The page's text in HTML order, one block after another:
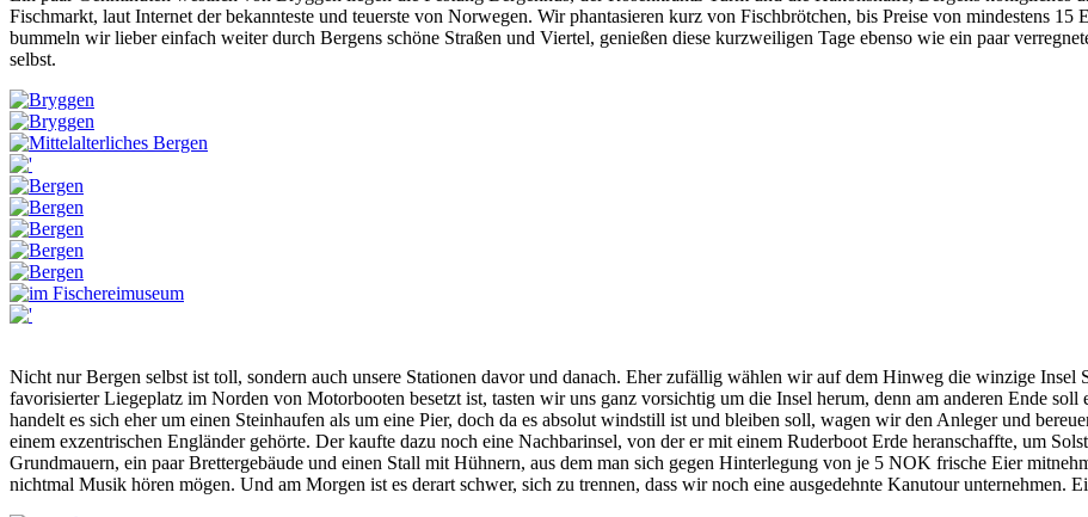
Fischmarkt, laut Internet der bekannteste und teuerste von Norwegen. Wir phantasieren kurz von Fischbrötchen, bis Preise von mindestens
bummeln wir lieber einfach weiter durch Bergens schöne Straßen und Viertel, genießen diese kurzweiligen Tage ebenso wie ein paar
selbst.
Nicht nur Bergen selbst ist toll, sondern auch unsere Stationen davor und danach. Eher zufällig wählen wir auf dem Hinweg die winzige Insel
favorisierter Liegeplatz im Norden von Motorbooten besetzt ist, tasten wir uns ganz vorsichtig um die Insel herum, denn am anderen Ende
handelt es sich eher um einen Steinhaufen als um eine Pier, doch da es absolut windstill ist und bleiben soll, wagen wir den Anleger und
einem exzentrischen Engländer gehörte. Der kaufte dazu noch eine Nachbarinsel, von der er mit einem Ruderboot Erde heranschaffte, um
Grundmauern, ein paar Brettergebäude und einen Stall mit Hühnern, aus dem man sich gegen Hinterlegung von je 5 NOK frische Eier
nichtmal Musik hören mögen. Und am Morgen ist es derart schwer, sich zu trennen, dass wir noch eine ausgedehnte Kanutour unternehmen.